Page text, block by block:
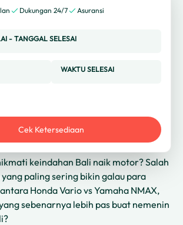
Dukungan 24/7 Asuransi
- TANGGAL SELESAI
WAKTU SELESAI
Cek Ketersediaan
keindahan Bali naik motor? Salah
paling sering bikin galau para
Honda Vario vs Yamaha NMAX,
sebenarnya lebih pas buat nemenin